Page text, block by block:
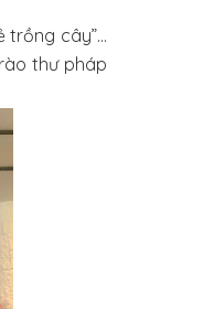
trồng cây”…
thư pháp